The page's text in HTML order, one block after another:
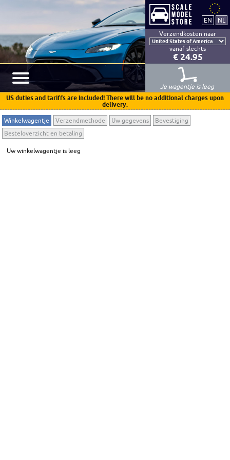
Verzendkosten naar
vanaf slechts
€ 24.95
Je wagentje is leeg
US duties and tariffs are included! There will be no additional charges upon
delivery.
Winkelwagentje Verzendmethode Uw gegevens
Bevestiging
Besteloverzicht en betaling
Uw winkelwagentje is leeg